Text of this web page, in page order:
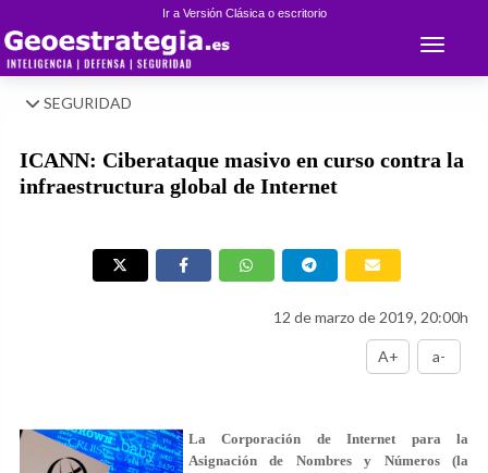
Ir a Versión Clásica o escritorio
Toggle
SEGURIDAD
ICANN: Ciberataque masivo en curso contra la
infraestructura global de Internet
12 de marzo de 2019, 20:00h
A+ a-
La Corporación de Internet para la
Asignación de Nombres y Números (la